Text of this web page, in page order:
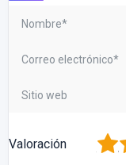
Valoración 2